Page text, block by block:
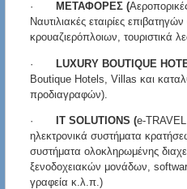
· ΜΕΤΑΦΟΡΕΣ (
Ναυτιλιακές εταιρίες
κρουαζιερόπλοιων, τουριστικά
· LUXURY BOUTIQUE
Boutique Hotels, Villas και
προδιαγραφών).
· IT SOLUTIONS (e-
ηλεκτρονικά συστήματα
συστήματα ολοκληρωμένης
ξενοδοχειακών μονάδων,
γραφεία κ.λ.π.)